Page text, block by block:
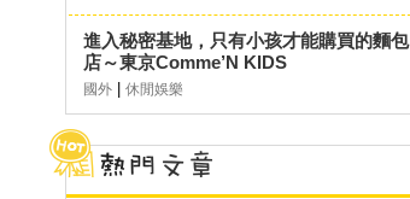
進入秘密基地，只有小孩才能購買的麵包
店～東京Comme’N KIDS
國外 休閒娛樂